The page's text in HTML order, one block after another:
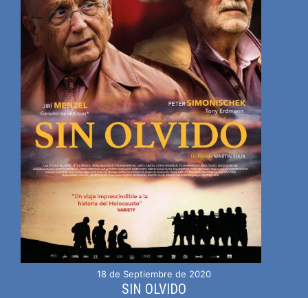
18 de Septiembre de 2020
SIN OLVIDO